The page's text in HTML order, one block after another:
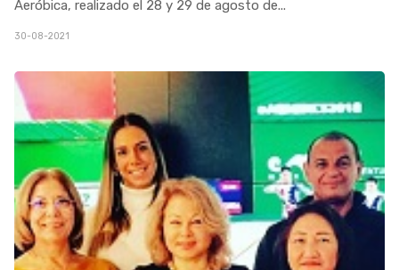
Aeróbica, realizado el 28 y 29 de agosto de...
30-08-2021